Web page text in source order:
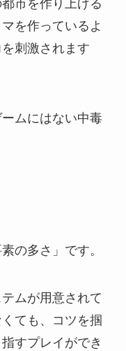
市を作り上げる
を作っているよ
刺激されます
ムにはない中毒
の多さ」です。
ムが用意されて
ても、コツを掴
すプレイができ